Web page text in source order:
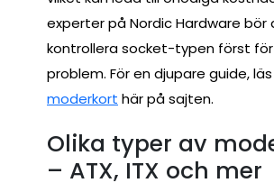
experter på Nordic Hardware bör
kontrollera socket-typen först
problem. För en djupare guide,
moderkort här på sajten.
Olika typer av
– ATX, ITX och mer